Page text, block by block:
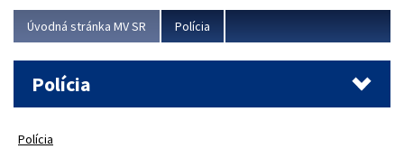
Úvodná stránka MV SR Polícia
Polícia
Polícia